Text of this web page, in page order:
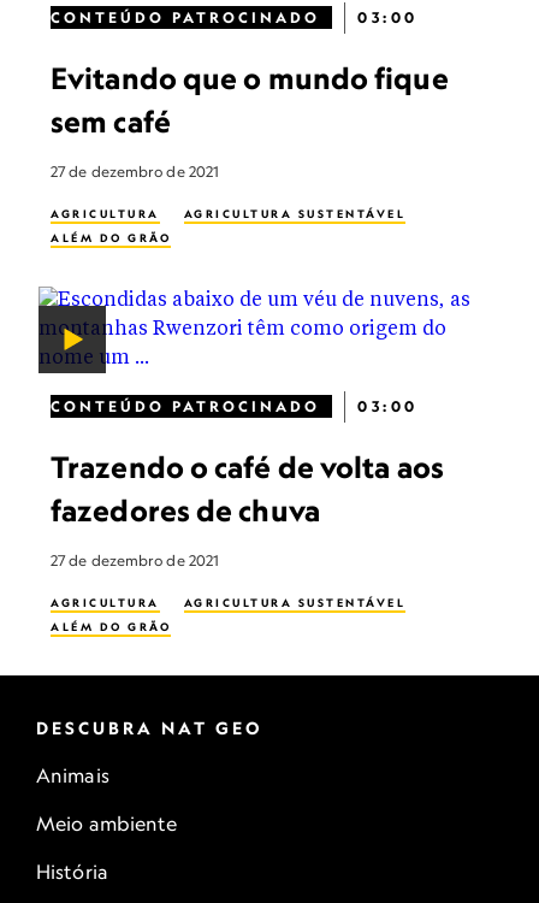
CONTEÚDO PATROCINADO 03:00
Evitando que o mundo fique
sem café
27 de dezembro de 2021
AGRICULTURA
AGRICULTURA SUSTENTÁVEL
ALÉM DO GRÃO
CONTEÚDO PATROCINADO 03:00
Trazendo o café de volta aos
fazedores de chuva
27 de dezembro de 2021
AGRICULTURA
AGRICULTURA SUSTENTÁVEL
ALÉM DO GRÃO
DESCUBRA NAT GEO
Animais
Meio ambiente
História